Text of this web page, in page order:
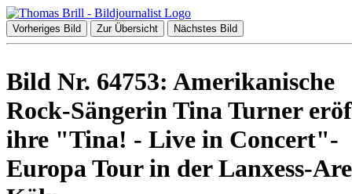
Vorheriges Bild Zur Übersicht Nächstes Bild
Bild Nr. 64753: Amerikanische
Rock-Sängerin Tina Turner
ihre "Tina! - Live in Concert"-
Europa Tour in der Lanxess-